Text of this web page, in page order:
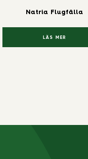
Natria Flugfälla
LÄS MER